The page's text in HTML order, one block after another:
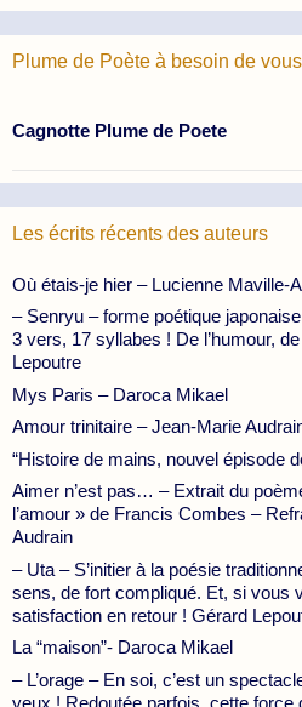
Plume de Poète à besoin de vous
Cagnotte Plume de Poete
Les écrits récents des auteurs
Où étais-je hier – Lucienne Maville-
– Senryu – forme poétique
3 vers, 17 syllabes ! De l’humour,
Lepoutre
Mys Paris – Daroca Mikael
Amour trinitaire – Jean-Marie
“Histoire de mains, nouvel épisode
Aimer n’est pas… – Extrait du
l’amour » de Francis Combes –
Audrain
– Uta – S’initier à la poésie
sens, de fort compliqué. Et, si vous
satisfaction en retour ! Gérard
La “maison”- Daroca Mikael
– L’orage – En soi, c’est un
yeux ! Redoutée parfois, cette force